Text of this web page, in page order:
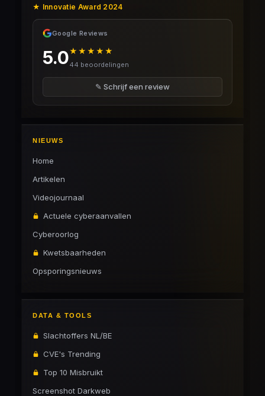
★ Innovatie Award 2024
Google Reviews
5.0★★★★★
44 beoordelingen
✎ Schrijf een review
NIEUWS
Home
Artikelen
Videojournaal
Actuele cyberaanvallen
Cyberoorlog
Kwetsbaarheden
Opsporingsnieuws
DATA & TOOLS
Slachtoffers NL/BE
CVE's Trending
Top 10 Misbruikt
Screenshot Darkweb